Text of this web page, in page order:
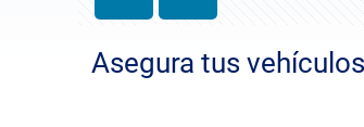
Asegura tus